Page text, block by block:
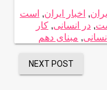
, اخبار ایران, است
, در انسانی, کار
, مبنای دهم
NEXT POST